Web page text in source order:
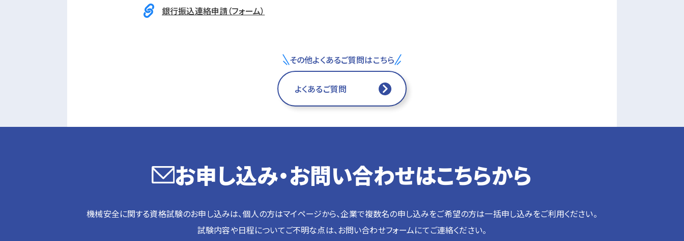
銀行振込連絡申請（フォーム）
その他よくあるご質問はこちら
よくあるご質問
お申し込み・お問い合わせはこちらから
機械安全に関する資格試験のお申し込みは、個人の方はマイページから、企業で複数名の申し込みをご希望の方は一括申し込みをご利用ください。
試験内容や日程についてご不明な点は、お問い合わせフォームにてご連絡ください。